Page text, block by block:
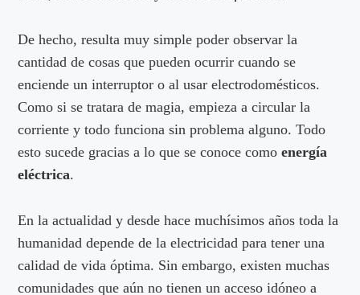
De hecho, resulta muy simple poder observar la
cantidad de cosas que pueden ocurrir cuando se
enciende un interruptor o al usar electrodomésticos.
Como si se tratara de magia, empieza a circular la
corriente y todo funciona sin problema alguno. Todo
esto sucede gracias a lo que se conoce comoenergía
eléctrica.
En la actualidad y desde hace muchísimos años toda la
humanidad depende de la electricidad para tener una
calidad de vida óptima. Sin embargo, existen muchas
comunidades que aún no tienen un acceso idóneo a